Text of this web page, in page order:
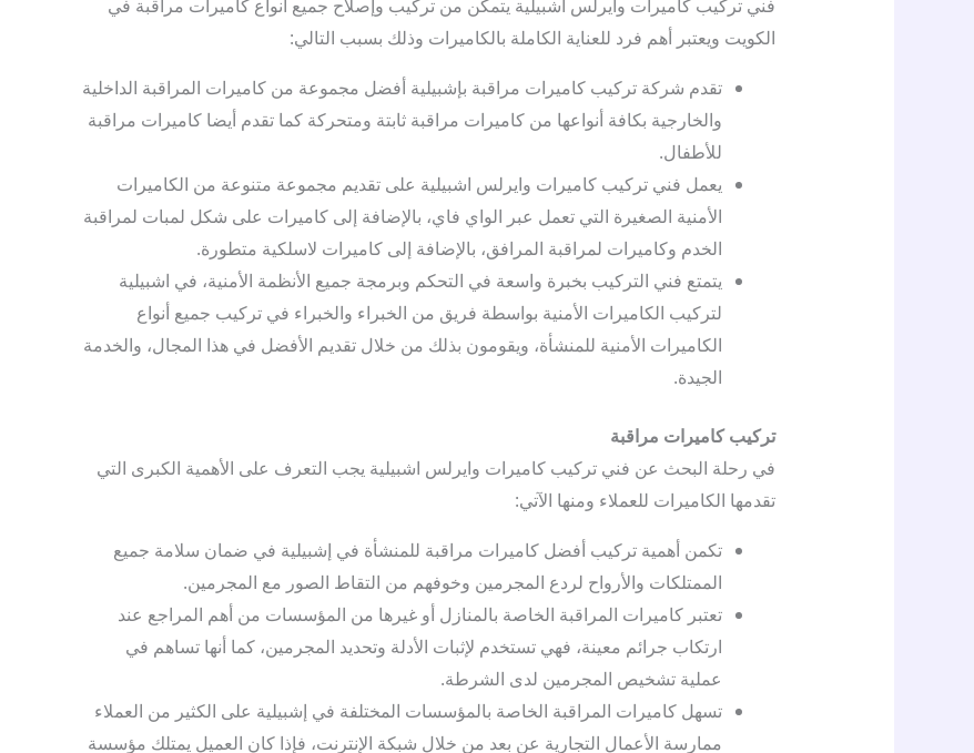
فني تركيب كاميرات وايرلس اشبيلية يتمكن من تركيب وإصلاح جميع أنواع كاميرات مراقبة في
الكويت ويعتبر أهم فرد للعناية الكاملة بالكاميرات وذلك بسبب التالي:
تقدم شركة تركيب كاميرات مراقبة بإشبيلية أفضل مجموعة من كاميرات المراقبة الداخلية
والخارجية بكافة أنواعها من كاميرات مراقبة ثابتة ومتحركة كما تقدم أيضا كاميرات مراقبة
للأطفال.
يعمل فني تركيب كاميرات وايرلس اشبيلية على تقديم مجموعة متنوعة من الكاميرات
الأمنية الصغيرة التي تعمل عبر الواي فاي، بالإضافة إلى كاميرات على شكل لمبات لمراقبة
الخدم وكاميرات لمراقبة المرافق، بالإضافة إلى كاميرات لاسلكية متطورة.
يتمتع فني التركيب بخبرة واسعة في التحكم وبرمجة جميع الأنظمة الأمنية، في اشبيلية
لتركيب الكاميرات الأمنية بواسطة فريق من الخبراء والخبراء في تركيب جميع أنواع
الكاميرات الأمنية للمنشأة، ويقومون بذلك من خلال تقديم الأفضل في هذا المجال، والخدمة
الجيدة.
تركيب كاميرات مراقبة
في رحلة البحث عن فني تركيب كاميرات وايرلس اشبيلية يجب التعرف على الأهمية الكبرى التي
تقدمها الكاميرات للعملاء ومنها الآتي:
تكمن أهمية تركيب أفضل كاميرات مراقبة للمنشأة في إشبيلية في ضمان سلامة جميع
الممتلكات والأرواح لردع المجرمين وخوفهم من التقاط الصور مع المجرمين.
تعتبر كاميرات المراقبة الخاصة بالمنازل أو غيرها من المؤسسات من أهم المراجع عند
ارتكاب جرائم معينة، فهي تستخدم لإثبات الأدلة وتحديد المجرمين، كما أنها تساهم في
عملية تشخيص المجرمين لدى الشرطة.
تسهل كاميرات المراقبة الخاصة بالمؤسسات المختلفة في إشبيلية على الكثير من العملاء
ممارسة الأعمال التجارية عن بعد من خلال شبكة الإنترنت، فإذا كان العميل يمتلك مؤسسة